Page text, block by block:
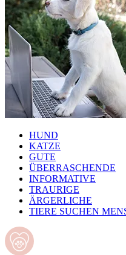
HUND
KATZE
GUTE
ÜBERRASCHENDE
INFORMATIVE
TRAURIGE
ÄRGERLICHE
TIERE SUCHEN